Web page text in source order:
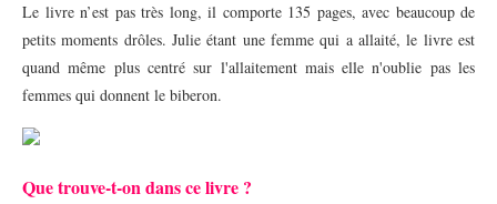
Le livre n’est pas très long, il comporte 135 pages, avec beaucoup de
petits moments drôles. Julie étant une femme qui a allaité, le livre est
quand même plus centré sur l'allaitement mais elle n'oublie pas les
femmes qui donnent le biberon.
Que trouve-t-on dans ce livre ?